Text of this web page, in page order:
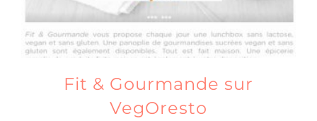
Fit & Gourmande sur
VegOresto